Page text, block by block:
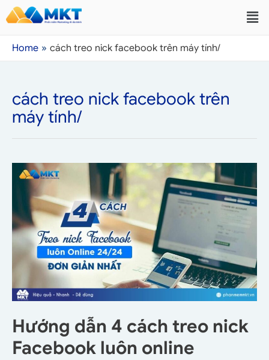
Home cách treo nick facebook trên máy tính/
cách treo nick facebook trên
máy tính/
Hướng dẫn 4 cách treo nick
Facebook luôn online